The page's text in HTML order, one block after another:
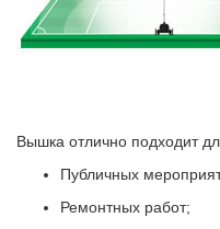
Вышка отлично подходит
Публичных
Ремонтных работ;